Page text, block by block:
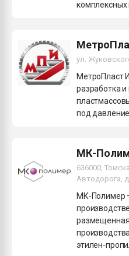
комплексных
ул.
МетроПласт
разработка
под
МК-
636000,
Автодорога,
МК-Полимер
этилен-